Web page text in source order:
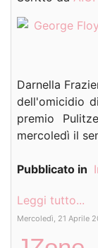
Darnella
dell'omicidio
premio
mercoledì il
Pubblicato in
Leggi tutto...
Mercoledì, 21 Aprile